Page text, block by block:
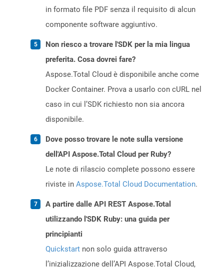
in formato file PDF senza il requisito di alcun
componente software aggiuntivo.
Non riesco a trovare l'SDK per la mia lingua
preferita. Cosa dovrei fare?
Aspose.Total Cloud è disponibile anche come
Docker Container. Prova a usarlo con cURL nel
caso in cui l’SDK richiesto non sia ancora
disponibile.
Dove posso trovare le note sulla versione
dell'API Aspose.Total Cloud per Ruby?
Le note di rilascio complete possono essere
riviste in Aspose.Total Cloud Documentation.
A partire dalle API REST Aspose.Total
utilizzando l'SDK Ruby: una guida per
principianti
Quickstart non solo guida attraverso
l’inizializzazione dell’API Aspose.Total Cloud,